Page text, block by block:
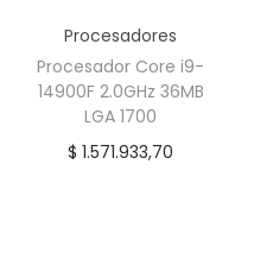
Procesadores
Procesador Core i9-
14900F 2.0GHz 36MB
LGA 1700
$ 1.571.933,70